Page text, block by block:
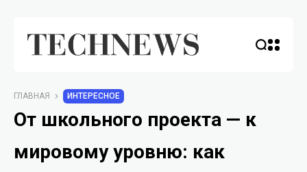
ГЛАВНАЯ ИНТЕРЕСНОЕ
От школьного проекта — к
мировому уровню: как